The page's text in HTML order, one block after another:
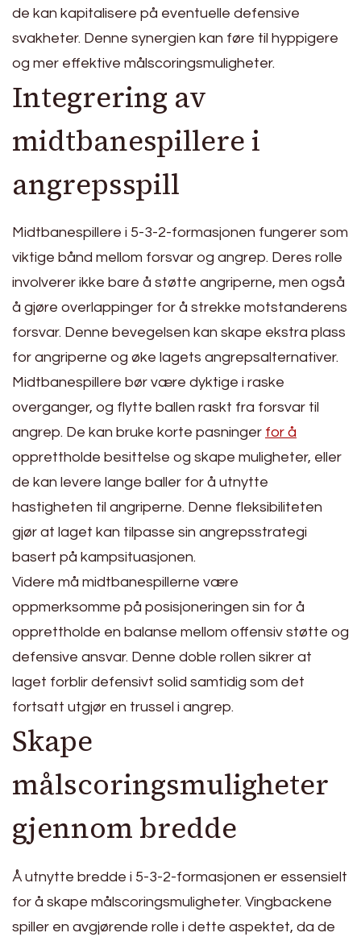
de kan kapitalisere på eventuelle defensive
svakheter. Denne synergien kan føre til hyppigere
og mer effektive målscoringsmuligheter.
Integrering av
midtbanespillere i
angrepsspill
Midtbanespillere i 5-3-2-formasjonen fungerer som
viktige bånd mellom forsvar og angrep. Deres rolle
involverer ikke bare å støtte angriperne, men også
å gjøre overlappinger for å strekke motstanderens
forsvar. Denne bevegelsen kan skape ekstra plass
for angriperne og øke lagets angrepsalternativer.
Midtbanespillere bør være dyktige i raske
overganger, og flytte ballen raskt fra forsvar til
angrep. De kan bruke korte pasninger for å
opprettholde besittelse og skape muligheter, eller
de kan levere lange baller for å utnytte
hastigheten til angriperne. Denne fleksibiliteten
gjør at laget kan tilpasse sin angrepsstrategi
basert på kampsituasjonen.
Videre må midtbanespillerne være
oppmerksomme på posisjoneringen sin for å
opprettholde en balanse mellom offensiv støtte og
defensive ansvar. Denne doble rollen sikrer at
laget forblir defensivt solid samtidig som det
fortsatt utgjør en trussel i angrep.
Skape
målscoringsmuligheter
gjennom bredde
Å utnytte bredde i 5-3-2-formasjonen er essensielt
for å skape målscoringsmuligheter. Vingbackene
spiller en avgjørende rolle i dette aspektet, da de